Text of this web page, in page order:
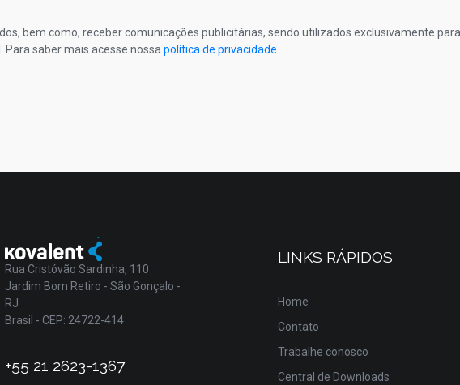
bem como, receber comunicações publicitárias, sendo utilizados exclusivamente
saber mais acesse nossa política de privacidade
Rua Cristóvão Sardinha, 110
Jardim Bom Retiro - São Gonçalo -
RJ
Brasil - CEP: 24722-414
+55 21 2623-1367
LINKS RÁPIDOS
Home
Contato
Trabalhe conosco
Central de Downloads